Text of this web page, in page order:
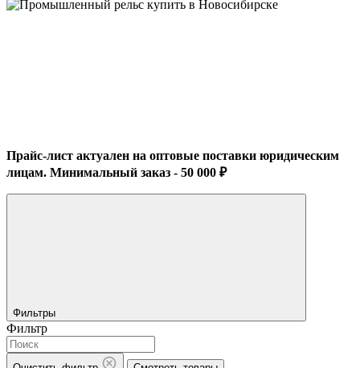
Прайс-лист актуален на оптовые поставки юридическим
лицам. Минимальный заказ - 50 000 ₽
Фильтры
Фильтр